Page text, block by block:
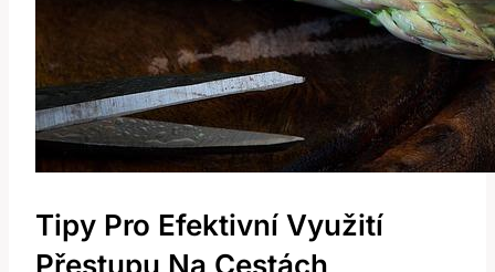
Tipy Pro Efektivní Využití
Přestupu Na Cestách